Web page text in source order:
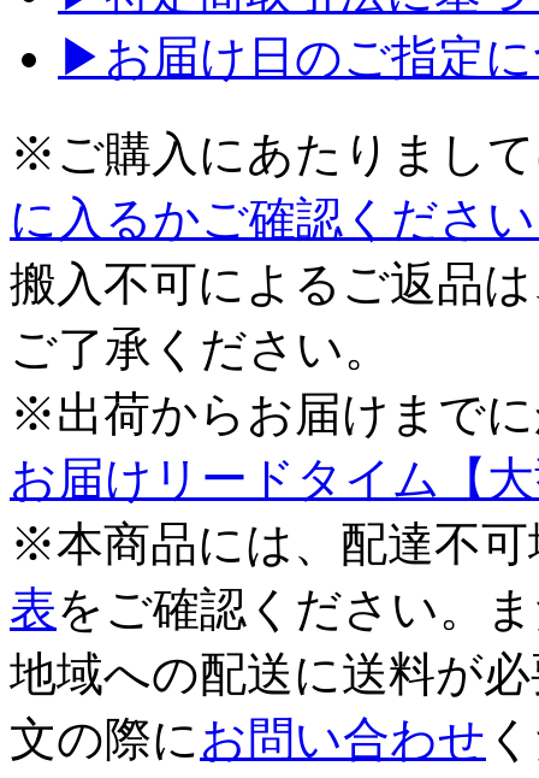
▶お届け日のご指定
※ご購入にあたりまし
に入るかご確認くださ
搬入不可によるご返品
ご了承ください。
※出荷からお届けまで
お届けリードタイム【
※本商品には、配達不
表をご確認ください。
地域への配送に送料が
文の際に お問い合わせ